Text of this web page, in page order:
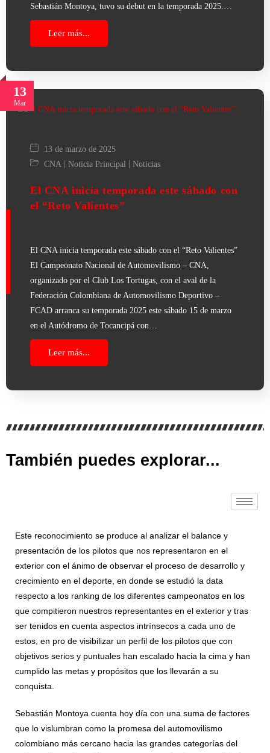
Sebastián Montoya, tuvo su debut en la temporada 2025.…
Leer más...
13
Mar
13 de marzo de 2025
CNA
Noticia Principal Noticias
El CNA inicia temporada este sábado con
el “Reto Valientes”
El CNA inicia temporada este sábado con el “Reto Valientes”
El Campeonato Nacional de Automovilismo – CNA,
organizado por el Club Los Tortugas, con el aval de la
Federación Colombiana de Automovilismo Deportivo –
FCAD arranca su temporada 2025 este sábado 15 de marzo
en el Autódromo de Tocancipá con…
Leer más...
También puedes explorar...
Este reconocimiento se produce al analizar el balance y
presentación de los pilotos que nos representaron en el
exterior con el ánimo de observar el proceso de desarrollo y
crecimiento en el deporte, en donde se estudió la data
respecto a los ranking de los diferentes campeonatos en los
que compitieron nuestros representantes en el exterior y tras
ser tenidos en cuenta aspectos intrínsecos a cada uno de
estos, en pro de visibilizar un perfil de los pilotos que con
objetivos serios y puntuales han escalado hacia la cima y han
cumplido las metas y propósitos que los llevarán a su
conquista.
Sebastián Montoya cuenta hoy día con una suma de factores
que lo vislumbran como la promesa del automovilismo
colombiano más cercano hacia las grandes categorías del